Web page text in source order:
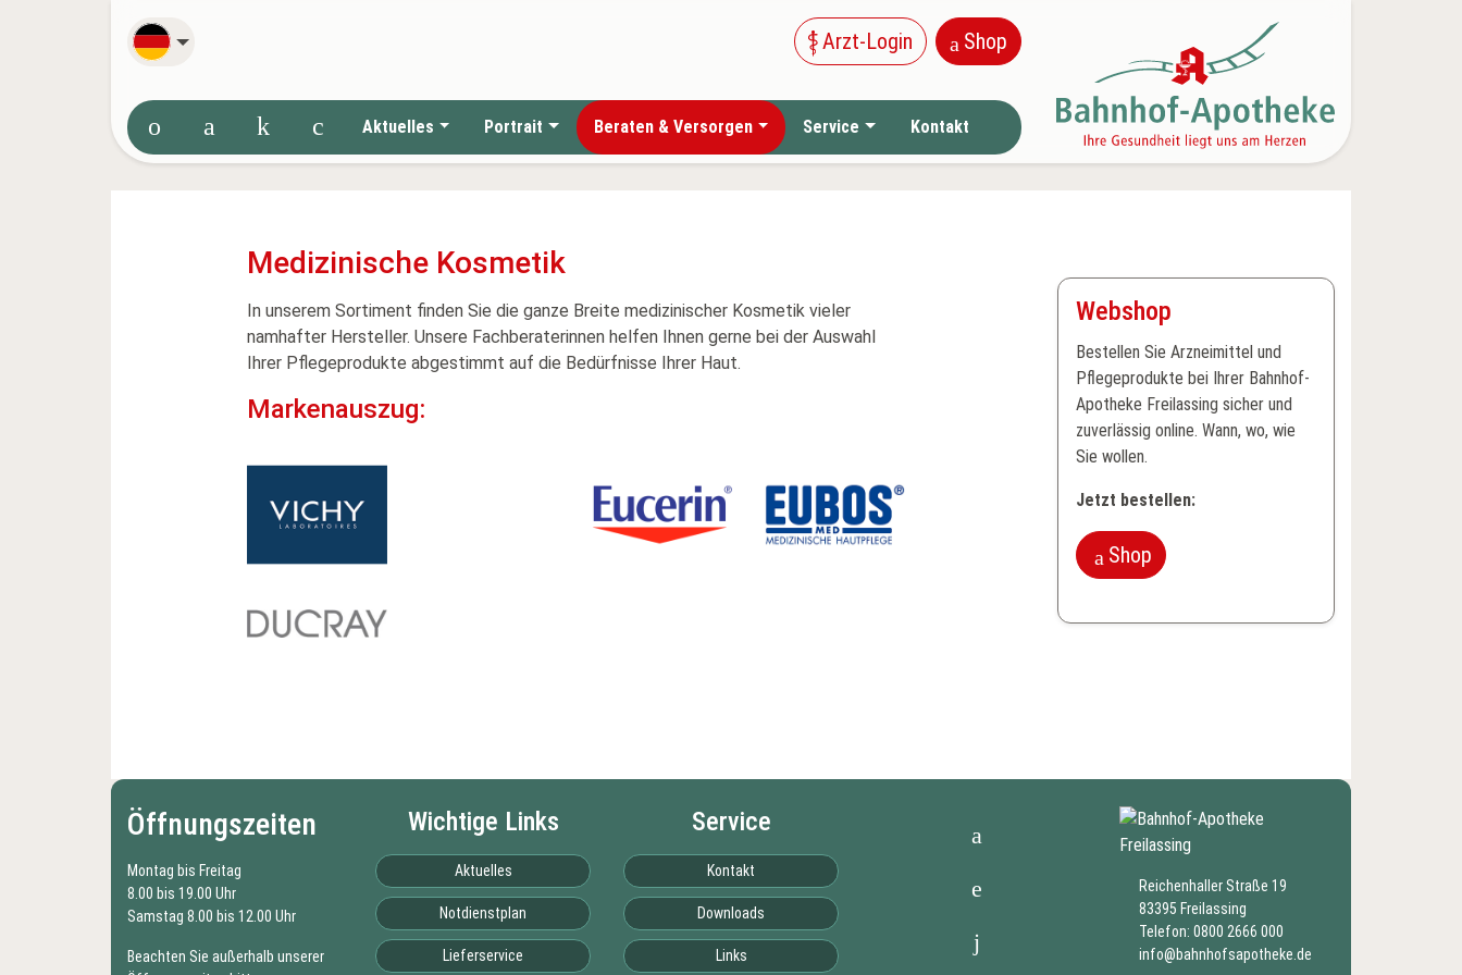
Deutsch Arzt-Login Shop
Aktuelles Portrait Beraten & Versorgen Service Kontakt
Medizinische Kosmetik
In unserem Sortiment finden Sie die ganze Breite medizinischer Kosmetik vieler
namhafter Hersteller. Unsere Fachberaterinnen helfen Ihnen gerne bei der Auswahl
Ihrer Pflegeprodukte abgestimmt auf die Bedürfnisse Ihrer Haut.
Markenauszug:
Webshop
Bestellen Sie Arzneimittel und
Pflegeprodukte bei Ihrer Bahnhof-
Apotheke Freilassing sicher und
zuverlässig online. Wann, wo, wie
Sie wollen.
Jetzt bestellen:
Shop
Öffnungszeiten
Montag bis Freitag
8.00 bis 19.00 Uhr
Samstag 8.00 bis 12.00 Uhr
Beachten Sie außerhalb unserer
Wichtige Links
Aktuelles
Notdienstplan
Lieferservice
Service
Kontakt
Downloads
Links
Facebook-Profil besuchenReichenhaller Straße 19
83395 Freilassing
Telefon:0800 2666 000
info@bahnhofsapotheke.de